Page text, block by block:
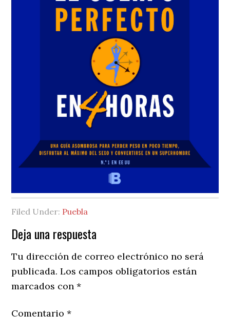
Filed Under: Puebla
Reader
Interactions
Deja una respuesta
Tu dirección de correo electrónico no será
publicada. Los campos obligatorios están
marcados con*
Comentario*